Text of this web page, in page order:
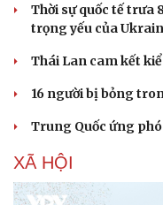
Doanh nghiệp
Thông tin doanh nghiệp
Doanh nghiệp 24h
Vì cộng đồng
Thời sự quốc tế trưa
trọng yếu của
Thái Lan cam kết
16 người bị bỏng
Trung Quốc ứng
XÃ HỘI